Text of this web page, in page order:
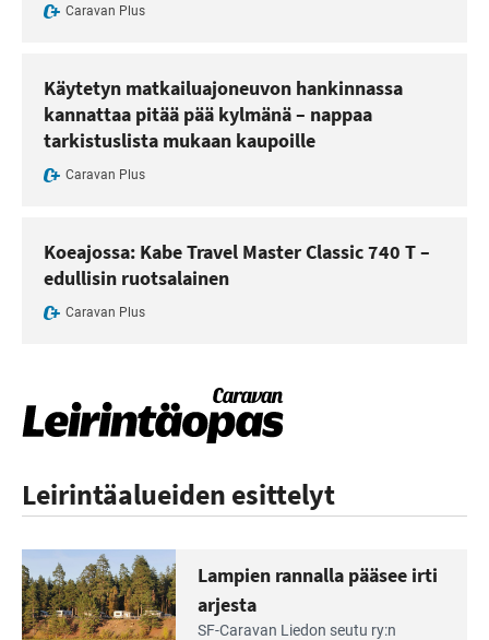
Caravan Plus
Käytetyn matkailuajoneuvon hankinnassa
kannattaa pitää pää kylmänä – nappaa
tarkistuslista mukaan kaupoille
Caravan Plus
Koeajossa: Kabe Travel Master Classic 740 T –
edullisin ruotsalainen
Caravan Plus
Leirintäalueiden esittelyt
Lue
Lampien rannalla pääsee irti
arjesta
SF-Caravan Liedon seutu ry:n